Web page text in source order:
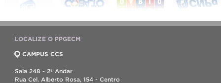
LOCALIZE O PPGECM
CAMPUS CCS
Sala 248 - 2º Andar
Rua Cel. Alberto Rosa, 154 - Centro